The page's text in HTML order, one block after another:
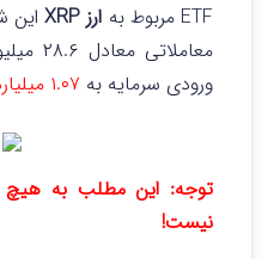
ETF مربوط به
ارز XRP
این
ورودی سرمایه به ۱.۰۷ میلیارد دلار
توجه: این مطلب به
نیست!